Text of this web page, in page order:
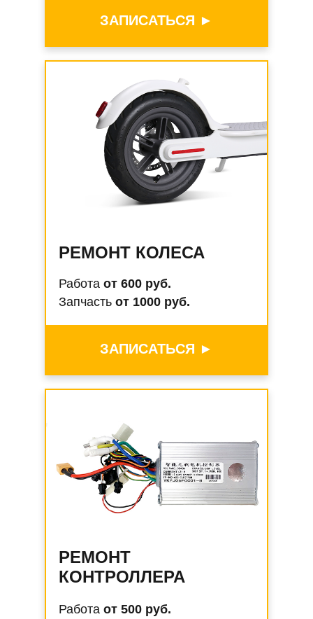
РЕМОНТ КОЛЕСА
Работа от 600 руб.
Запчасть от 1000 руб.
РЕМОНТ
КОНТРОЛЛЕРА
Работа от 500 руб.
ЗАПИСАТЬСЯ ►
ЗАПИСАТЬСЯ ►